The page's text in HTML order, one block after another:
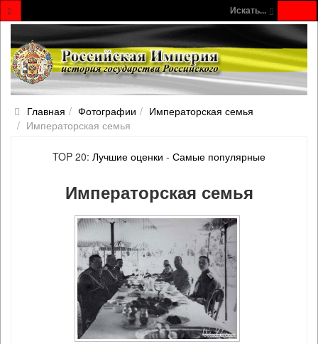
Искать...
Главная Фотографии
Императорская семья
Императорская семья
TOP 20: Лучшие оценки - Самые популярные
Императорская семья